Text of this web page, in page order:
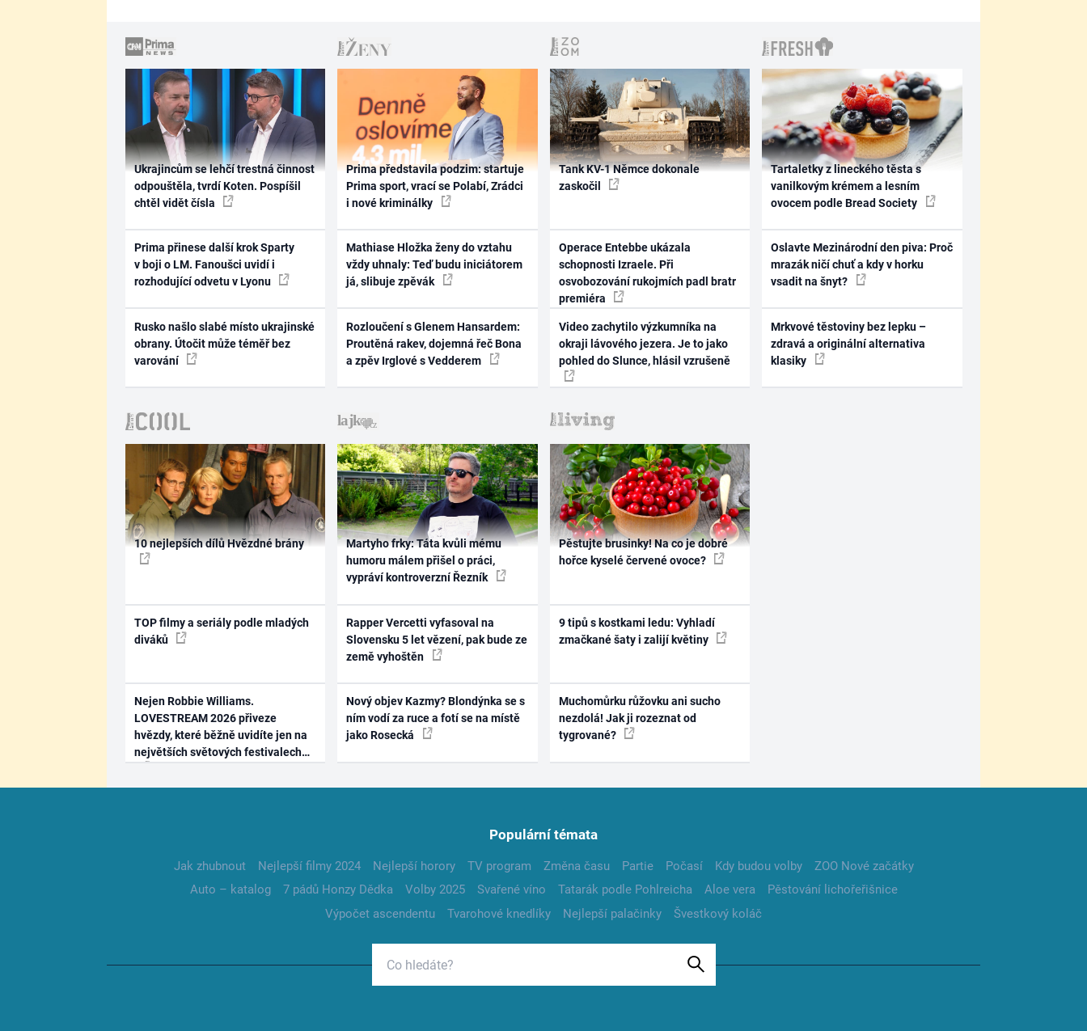
Ukrajincům se lehčí trestná činnost
odpouštěla, tvrdí Koten. Pospíšil
chtěl vidět čísla
Prima přinese další krok Sparty
v boji o LM. Fanoušci uvidí i
rozhodující odvetu v Lyonu
Rusko našlo slabé místo ukrajinské
obrany. Útočit může téměř bez
varování
Prima představila podzim: startuje
Prima sport, vrací se Polabí, Zrádci
i nové kriminálky
Mathiase Hložka ženy do vztahu
vždy uhnaly: Teď budu iniciátorem
já, slibuje zpěvák
Rozloučení s Glenem Hansardem:
Proutěná rakev, dojemná řeč Bona
a zpěv Irglové s Vedderem
Tank KV-1 Němce dokonale
zaskočil
Operace Entebbe ukázala
schopnosti Izraele. Při
osvobozování rukojmích padl bratr
premiéra
Video zachytilo výzkumníka na
okraji lávového jezera. Je to jako
pohled do Slunce, hlásil vzrušeně
Tartaletky z lineckého těsta s
vanilkovým krémem a lesním
ovocem podle Bread Society
Oslavte Mezinárodní den piva: Proč
mrazák ničí chuť a kdy v horku
vsadit na šnyt?
Mrkvové těstoviny bez lepku –
zdravá a originální alternativa
klasiky
10 nejlepších dílů Hvězdné brány
TOP filmy a seriály podle mladých
diváků
Nejen Robbie Williams.
LOVESTREAM 2026 přiveze
hvězdy, které běžně uvidíte jen na
největších světových festivalech
Martyho frky: Táta kvůli mému
humoru málem přišel o práci,
vypráví kontroverzní Řezník
Rapper Vercetti vyfasoval na
Slovensku 5 let vězení, pak bude ze
země vyhoštěn
Nový objev Kazmy? Blondýnka se s
ním vodí za ruce a fotí se na místě
jako Rosecká
Pěstujte brusinky! Na co je dobré
hořce kyselé červené ovoce?
9 tipů s kostkami ledu: Vyhladí
zmačkané šaty i zalijí květiny
Muchomůrku růžovku ani sucho
nezdolá! Jak ji rozeznat od
tygrované?
Populární témata
Jak zhubnout Nejlepší filmy 2024 Nejlepší horory TV program Změna času Partie Počasí Kdy budou volby
ZOO Nové začátky
Auto – katalog
7 pádů Honzy Dědka Volby 2025 Svařené víno Tatarák podle Pohlreicha Aloe vera
Pěstování lichořeřišnice
Výpočet ascendentu
Tvarohové knedlíky Nejlepší palačinky Švestkový koláč